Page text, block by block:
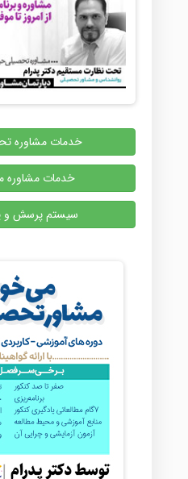
خدمات مشاوره
خدمات مشاوره
سیستم پرسش و